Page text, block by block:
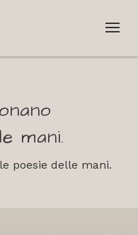
mani.
poesie delle mani.